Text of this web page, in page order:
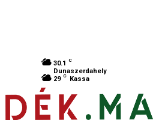
30.1 C
Dunaszerdahely
29 C Kassa